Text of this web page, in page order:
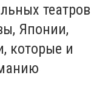
театров
Японии,
которые и